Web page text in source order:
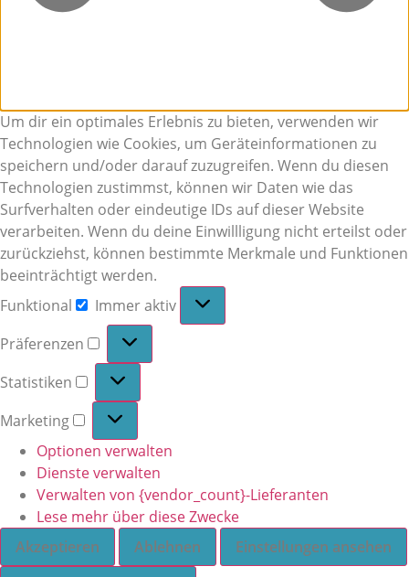
Um dir ein optimales Erlebnis zu bieten, verwenden wir
Technologien wie Cookies, um Geräteinformationen zu
speichern und/oder darauf zuzugreifen. Wenn du diesen
Technologien zustimmst, können wir Daten wie das
Surfverhalten oder eindeutige IDs auf dieser Website
verarbeiten. Wenn du deine Einwillligung nicht erteilst oder
zurückziehst, können bestimmte Merkmale und Funktionen
beeinträchtigt werden.
Funktional
Immer aktiv
Präferenzen
Statistiken
Marketing
Optionen verwalten
Dienste verwalten
Verwalten von {vendor_count}-Lieferanten
Lese mehr über diese Zwecke
Akzeptieren
Ablehnen
Einstellungen ansehen